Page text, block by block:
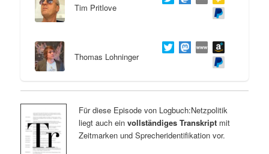
Tim Pritlove
Thomas Lohninger
Für diese Episode von Logbuch:Netzpolitik
liegt auch ein vollständiges Transkriptmit
Zeitmarken und Sprecheridentifikation vor.